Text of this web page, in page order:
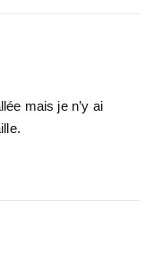
mais je n’y ai